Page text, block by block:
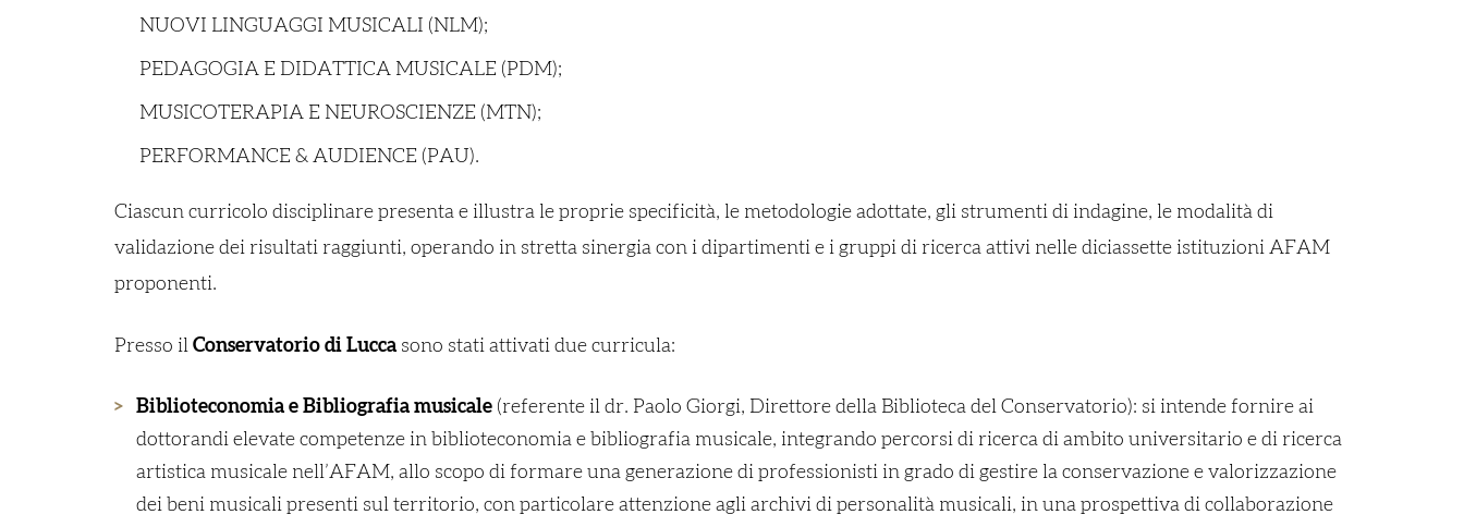
NUOVI LINGUAGGI MUSICALI (NLM);
PEDAGOGIA E DIDATTICA MUSICALE (PDM);
MUSICOTERAPIA E NEUROSCIENZE (MTN);
PERFORMANCE & AUDIENCE (PAU).
Ciascun curricolo disciplinare presenta e illustra le proprie specificità, le metodologie adottate, gli strumenti di indagine, le modalità di
validazione dei risultati raggiunti, operando in stretta sinergia con i dipartimenti e i gruppi di ricerca attivi nelle diciassette istituzioni AFAM
proponenti.
Presso il Conservatorio di Lucca sono stati attivati due curricula:
Biblioteconomia e Bibliografia musicale (referente il dr. Paolo Giorgi, Direttore della Biblioteca del Conservatorio): si intende fornire ai
dottorandi elevate competenze in biblioteconomia e bibliografia musicale, integrando percorsi di ricerca di ambito universitario e di ricerca
artistica musicale nell’AFAM, allo scopo di formare una generazione di professionisti in grado di gestire la conservazione e valorizzazione
dei beni musicali presenti sul territorio, con particolare attenzione agli archivi di personalità musicali, in una prospettiva di collaborazione